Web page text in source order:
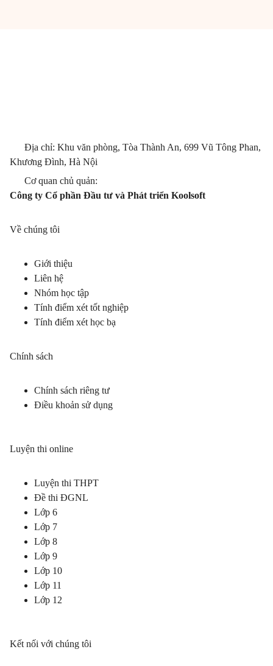
Địa chỉ: Khu văn phòng, Tòa Thành An, 699 Vũ Tông Phan,
Khương Đình, Hà Nội
Cơ quan chủ quản:
Công ty Cổ phần Đầu tư và Phát triển Koolsoft
Về chúng tôi
Giới thiệu
Liên hệ
Nhóm học tập
Tính điểm xét tốt nghiệp
Tính điểm xét học bạ
Chính sách
Chính sách riêng tư
Điều khoản sử dụng
Luyện thi online
Luyện thi THPT
Đề thi ĐGNL
Lớp 6
Lớp 7
Lớp 8
Lớp 9
Lớp 10
Lớp 11
Lớp 12
Kết nối với chúng tôi